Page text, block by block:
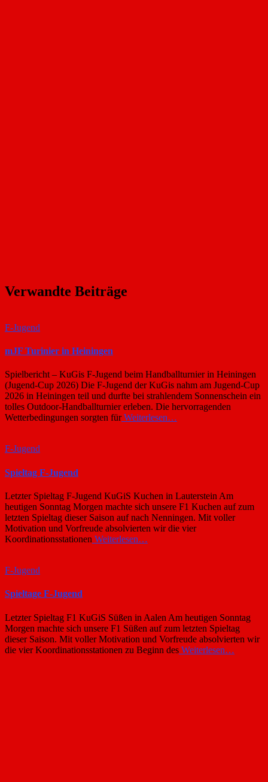
Verwandte Beiträge
F-Jugend
mJF Turinier in Heiningen
Spielbericht – KuGis F-Jugend beim Handballturnier in Heiningen
(Jugend-Cup 2026) Die F-Jugend der KuGis nahm am Jugend-Cup
2026 in Heiningen teil und durfte bei strahlendem Sonnenschein ein
tolles Outdoor-Handballturnier erleben. Die hervorragenden
Wetterbedingungen sorgten fürWeiterlesen…
F-Jugend
Spieltag F-Jugend
Letzter Spieltag F-Jugend KuGiS Kuchen in Lauterstein Am
heutigen Sonntag Morgen machte sich unsere F1 Kuchen auf zum
letzten Spieltag dieser Saison auf nach Nenningen. Mit voller
Motivation und Vorfreude absolvierten wir die vier
Koordinationsstationen Weiterlesen…
F-Jugend
Spieltage F-Jugend
Letzter Spieltag F1 KuGiS Süßen in Aalen Am heutigen Sonntag
Morgen machte sich unsere F1 Süßen auf zum letzten Spieltag
dieser Saison. Mit voller Motivation und Vorfreude absolvierten wir
die vier Koordinationsstationen zu Beginn des Weiterlesen…